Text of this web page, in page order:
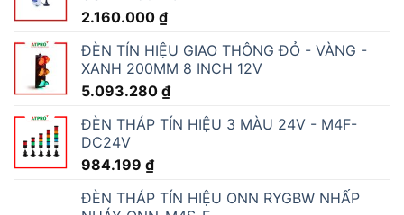
2.160.000 ₫
ĐÈN TÍN HIỆU GIAO THÔNG ĐỎ - VÀNG -
XANH 200MM 8 INCH 12V
5.093.280 ₫
ĐÈN THÁP TÍN HIỆU 3 MÀU 24V - M4F-
DC24V
984.199 ₫
ĐÈN THÁP TÍN HIỆU ONN RYGBW NHẤP